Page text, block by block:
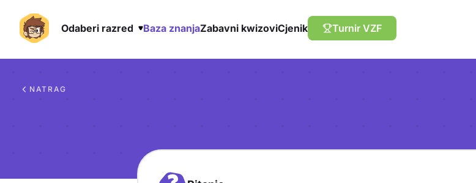
Odaberi razred Baza znanjaZabavni kwizoviCjenik Turnir VZF
NATRAG